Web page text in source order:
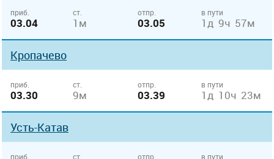
приб.
03.04
ст.
1м
отпр.
03.05
в пути
1д 9ч 57м
Кропачево
приб.
03.30
ст.
9м
отпр.
03.39
в пути
1д 10ч 23м
Усть-Катав
приб. ст. отпр. в пути